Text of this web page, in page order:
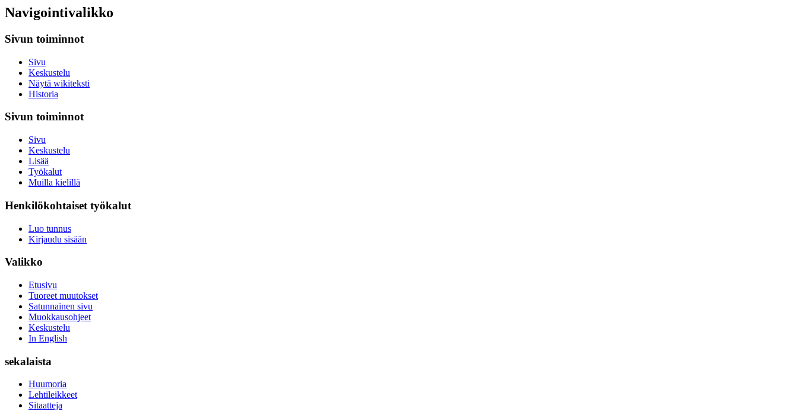
Navigointivalikko
Sivun toiminnot
Sivu
Keskustelu
Näytä wikiteksti
Historia
Sivun toiminnot
Sivu
Keskustelu
Lisää
Työkalut
Muilla kielillä
Henkilökohtaiset työkalut
Luo tunnus
Kirjaudu sisään
Valikko
Etusivu
Tuoreet muutokset
Satunnainen sivu
Muokkausohjeet
Keskustelu
In English
sekalaista
Huumoria
Lehtileikkeet
Sitaatteja